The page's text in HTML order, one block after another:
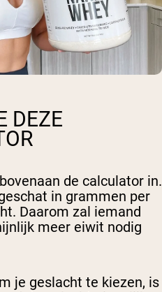
DEZE
de calculator in.
in grammen per
Daarom zal iemand
meer eiwit nodig
je geslacht te kiezen, is